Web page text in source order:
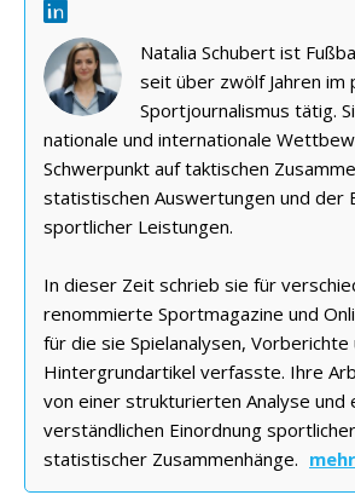
Natalia Schubert ist
seit über zwölf Jahren im
Sportjournalismus tätig.
nationale und internationale
Schwerpunkt auf taktischen
statistischen Auswertungen und der
sportlicher Leistungen.
In dieser Zeit schrieb sie für
renommierte Sportmagazine und
für die sie Spielanalysen, Vorberichte
Hintergrundartikel verfasste. Ihre
von einer strukturierten Analyse und
verständlichen Einordnung
statistischer Zusammenhänge.